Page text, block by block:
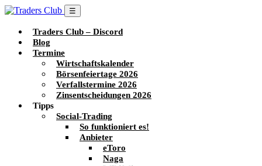
☰
Traders Club – Discord
Blog
Termine
Wirtschaftskalender
Börsenfeiertage 2026
Verfallstermine 2026
Zinsentscheidungen 2026
Tipps
Social-Trading
So funktioniert es!
Anbieter
eToro
Naga